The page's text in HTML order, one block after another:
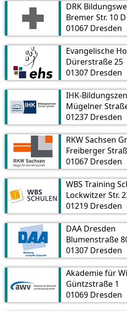
DRK
Bremer Str. 10 D
01067 Dresden
Dürerstraße 25
01307 Dresden
IHK-
Mügelner
01237 Dresden
RKW Sachsen
Freiberger
01067 Dresden
WBS Training
Lockwitzer Str.
01219 Dresden
DAA Dresden
Blumenstraße
01307 Dresden
Güntzstraße 1
01069 Dresden